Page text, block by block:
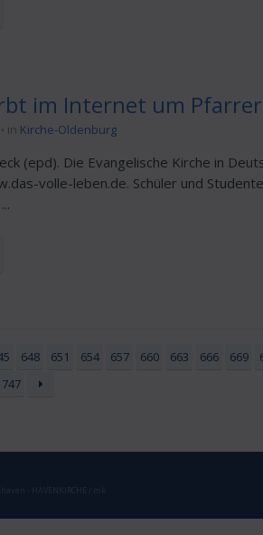
im Internet um
in Kirche-Oldenburg
(epd). Die Evangelische Kirche in
volle-leben.de. Schüler und
648 651 654 657 660 663 666 669
747
- HAVENKIRCHE / mk